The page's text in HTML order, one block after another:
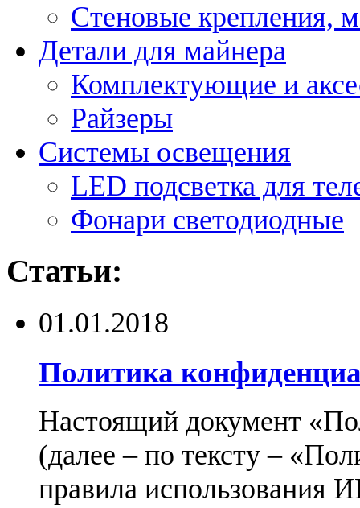
Стеновые крепления,
Детали для майнера
Комплектующие и
Райзеры
Системы освещения
LED подсветка для
Фонари светодиодные
Статьи:
01.01.2018
Политика
Настоящий документ
(далее – по тексту –
правила использования